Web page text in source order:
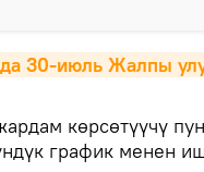
30-июль Жалпы
көрсөтүүчү
график менен